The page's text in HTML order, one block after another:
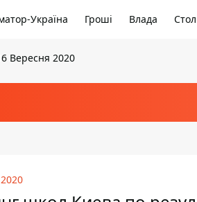
Україна Гроші Влада
Вересня 2020